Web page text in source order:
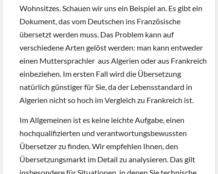
Wohnsitzes. Schauen wir uns ein Beispiel an. Es gibt ein
Dokument, das vom Deutschen ins Französische
übersetzt werden muss. Das Problem kann auf
verschiedene Arten gelöst werden: man kann entweder
einen Muttersprachler aus Algerien oder aus Frankreich
einbeziehen. Im ersten Fall wird die Übersetzung
natürlich günstiger für Sie, da der Lebensstandard in
Algerien nicht so hoch im Vergleich zu Frankreich ist.
Im Allgemeinen ist es keine leichte Aufgabe, einen
hochqualifizierten und verantwortungsbewussten
Übersetzer zu finden. Wir empfehlen Ihnen, den
Übersetzungsmarkt im Detail zu analysieren. Das gilt